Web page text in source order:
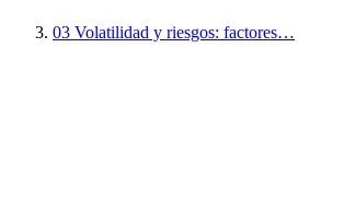
03 Volatilidad y riesgos: factores…